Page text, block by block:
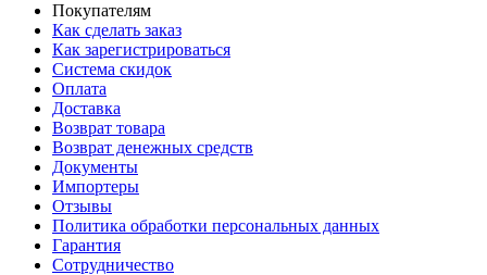
Покупателям
Как сделать заказ
Как зарегистрироваться
Система скидок
Оплата
Доставка
Возврат товара
Возврат денежных средств
Документы
Импортеры
Отзывы
Политика обработки персональных данных
Гарантия
Сотрудничество